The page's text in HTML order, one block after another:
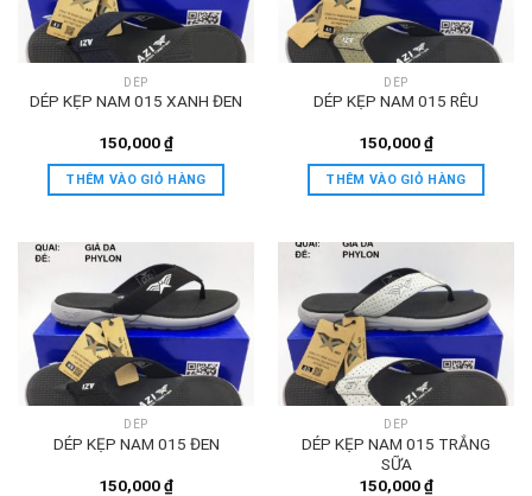
DÉP
DÉP KẸP NAM 015 XANH ĐEN
150,000₫
THÊM VÀO GIỎ HÀNG
DÉP
DÉP KẸP NAM 015 RÊU
150,000₫
THÊM VÀO GIỎ HÀNG
DÉP
DÉP KẸP NAM 015 ĐEN
150,000₫
DÉP
DÉP KẸP NAM 015 TRẮNG
SỮA
150,000₫